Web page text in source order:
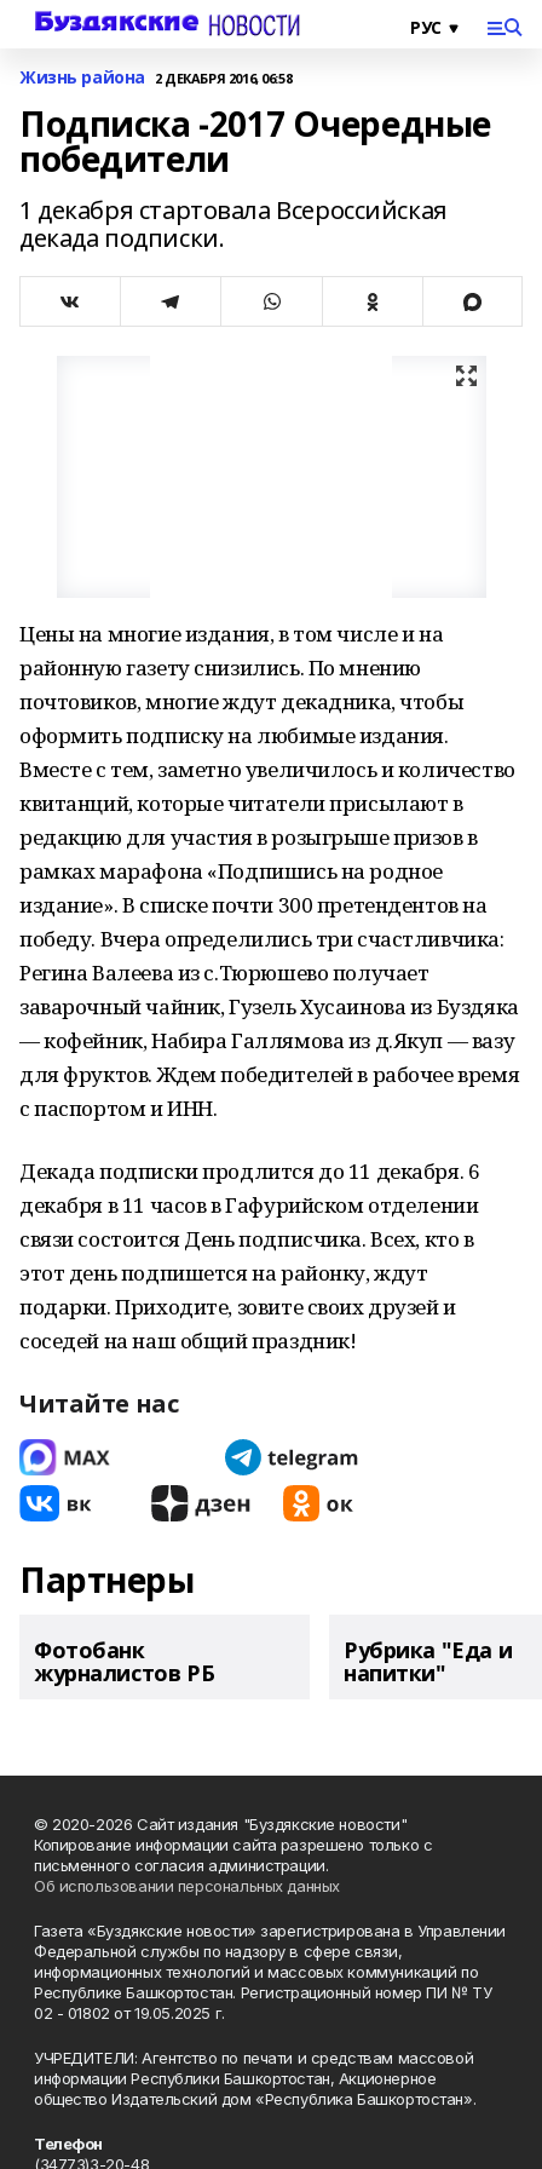
Жизнь района 2 ДЕКАБРЯ 2016, 06:58
Подписка -2017 Очередные
победители
1 декабря стартовала Всероссийская
декада подписки.
Цены на многие издания, в том числе и на
районную газету снизились. По мнению
почтовиков, многие ждут декадника, чтобы
оформить подписку на любимые издания.
Вместе с тем, заметно увеличилось и количество
квитанций, которые читатели присылают в
редакцию для участия в розыгрыше призов в
рамках марафона «Подпишись на родное
издание». В списке почти 300 претендентов на
победу. Вчера определились три счастливчика:
Регина Валеева из с.Тюрюшево получает
заварочный чайник, Гузель Хусаинова из Буздяка
— кофейник, Набира Галлямова из д.Якуп — вазу
для фруктов. Ждем победителей в рабочее время
с паспортом и ИНН.
Декада подписки продлится до 11 декабря. 6
декабря в 11 часов в Гафурийском отделении
связи состоится День подписчика. Всех, кто в
этот день подпишется на районку, ждут
подарки. Приходите, зовите своих друзей и
соседей на наш общий праздник!
Читайте нас
Партнеры
Фотобанк
журналистов РБ
Рубрика "Еда и
напитки"
© 2020-2026 Сайт издания "Буздякские новости"
Копирование информации сайта разрешено только с
письменного согласия администрации.
Об использовании персональных данных
Газета «Буздякские новости» зарегистрирована в Управлении
Федеральной службы по надзору в сфере связи,
информационных технологий и массовых коммуникаций по
Республике Башкортостан. Регистрационный номер ПИ № ТУ
02 - 01802 от 19.05.2025 г.
УЧРЕДИТЕЛИ: Агентство по печати и средствам массовой
информации Республики Башкортостан, Акционерное
общество Издательский дом «Республика Башкортостан».
Телефон
(34773)3-20-48